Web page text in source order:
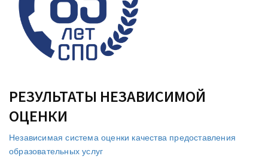
РЕЗУЛЬТАТЫ НЕЗАВИСИМОЙ
ОЦЕНКИ
Независимая система оценки качества предоставления
образовательных услуг